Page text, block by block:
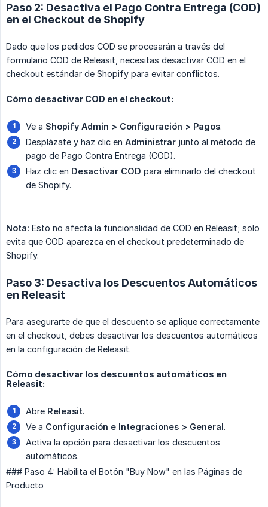
Paso 2: Desactiva el Pago Contra Entrega (COD)
en el Checkout de Shopify
Dado que los pedidos COD se procesarán a través del
formulario COD de Releasit, necesitas desactivar COD en el
checkout estándar de Shopify para evitar conflictos.
Cómo desactivar COD en el checkout:
Ve a Shopify Admin > Configuración > Pagos.
Desplázate y haz clic en Administrar junto al método de
pago de Pago Contra Entrega (COD).
Haz clic en Desactivar COD para eliminarlo del checkout
de Shopify.
Nota: Esto no afecta la funcionalidad de COD en Releasit; solo
evita que COD aparezca en el checkout predeterminado de
Shopify.
Paso 3: Desactiva los Descuentos Automáticos
en Releasit
Para asegurarte de que el descuento se aplique correctamente
en el checkout, debes desactivar los descuentos automáticos
en la configuración de Releasit.
Cómo desactivar los descuentos automáticos en
Releasit:
Abre Releasit.
Ve a Configuración e Integraciones > General.
Activa la opción para desactivar los descuentos
automáticos.
### Paso 4: Habilita el Botón "Buy Now" en las Páginas de
Producto